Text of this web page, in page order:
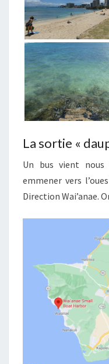
La sortie «
Un bus vient nous
emmener vers
Direction Wai’anae.